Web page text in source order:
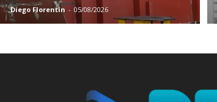
Diego Florentin - 05/08/2026